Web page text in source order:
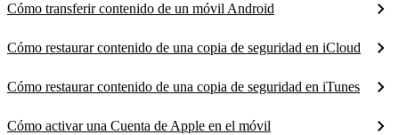
Cómo transferir contenido de un móvil Android
Cómo restaurar contenido de una copia de seguridad en iCloud
Cómo restaurar contenido de una copia de seguridad en iTunes
Cómo activar una Cuenta de Apple en el móvil